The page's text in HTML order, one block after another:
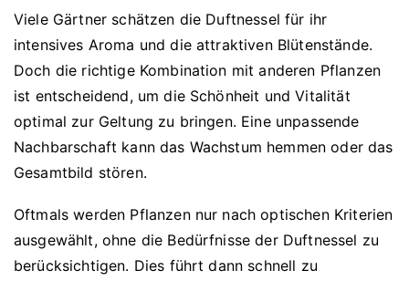
Viele Gärtner schätzen die Duftnessel für ihr
intensives Aroma und die attraktiven Blütenstände.
Doch die richtige Kombination mit anderen Pflanzen
ist entscheidend, um die Schönheit und Vitalität
optimal zur Geltung zu bringen. Eine unpassende
Nachbarschaft kann das Wachstum hemmen oder das
Gesamtbild stören.
Oftmals werden Pflanzen nur nach optischen Kriterien
ausgewählt, ohne die Bedürfnisse der Duftnessel zu
berücksichtigen. Dies führt dann schnell zu